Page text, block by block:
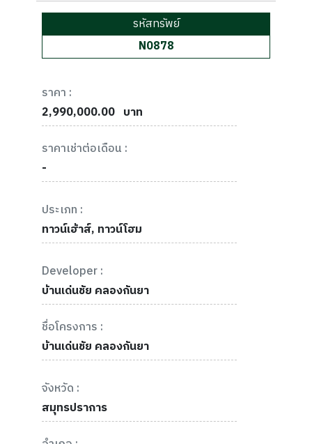
รหัสทรัพย์
N0878
ราคา :
2,990,000.00 บาท
ราคาเช่าต่อเดือน :
-
ประเภท :
ทาวน์เฮ้าส์, ทาวน์โฮม
Developer :
บ้านเด่นชัย คลองกันยา
ชื่อโครงการ :
บ้านเด่นชัย คลองกันยา
จังหวัด :
สมุทรปราการ